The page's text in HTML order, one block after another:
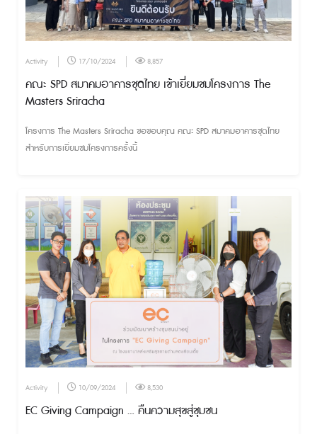
Activity 17/10/2024 8,857
คณะ SPD สมาคมอาคารชุดไทย เข้าเยี่ยมชมโครงการ The
Masters Sriracha
โครงการ The Masters Sriracha ขอขอบคุณ คณะ SPD สมาคมอาคารชุดไทย
สำหรับการเยี่ยมชมโครงการครั้งนี้
Activity 10/09/2024 8,530
EC Giving Campaign ... คืนความสุขสู่ชุมชน